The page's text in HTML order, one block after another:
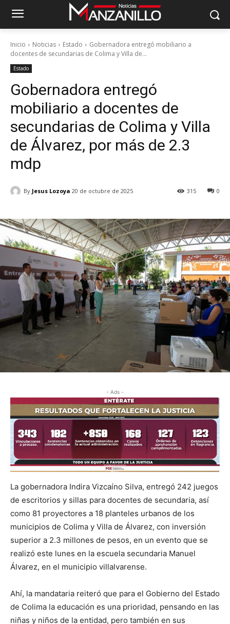
Inicio Noticias Estado
Gobernadora entregó mobiliario a
docentes de secundarias de Colima y Villa de...
Estado
Gobernadora entregó
mobiliario a docentes de
secundarias de Colima y Villa
de Álvarez, por más de 2.3
mdp
By Jesus Lozoya 20 de octubre de 2025 0
315
- Ads -
La gobernadora Indira Vizcaíno Silva, entregó 242 juegos
de escritorios y sillas para docentes de secundaria, así
como 81 proyectores a 18 planteles urbanos de los
municipios de Colima y Villa de Álvarez, con inversión
superior a 2.3 millones de pesos, en un evento que se
realizó este lunes en la escuela secundaria Manuel
Álvarez, en el municipio villalvarense.
Ahí, la mandataria reiteró que para el Gobierno del Estado
de Colima la educación es una prioridad, pensando en las
niñas y niños de la entidad, pero también en sus